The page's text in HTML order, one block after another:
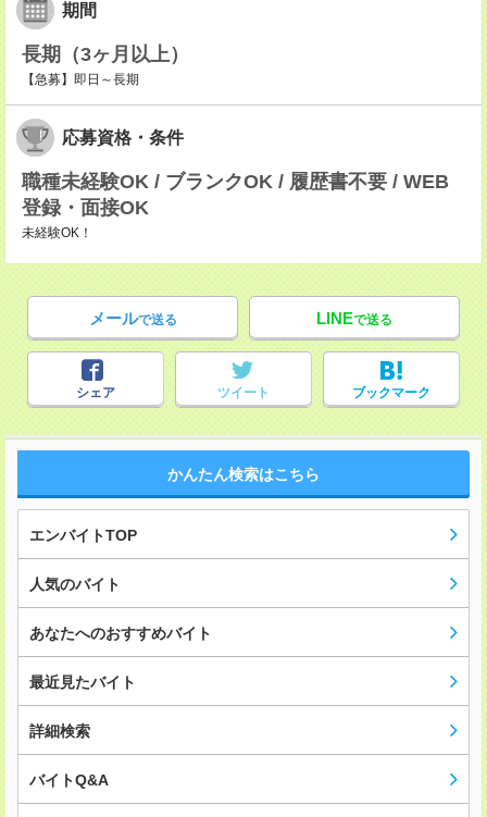
期間
長期（3ヶ月以上）
【急募】即日～長期
応募資格・条件
職種未経験OK / ブランクOK / 履歴書不要 / WEB
登録・面接OK
未経験OK！
メールで送る LINEで送る
シェア ツイート ブックマーク
かんたん検索はこちら
エンバイトTOP
人気のバイト
あなたへのおすすめバイト
最近見たバイト
詳細検索
バイトQ&A